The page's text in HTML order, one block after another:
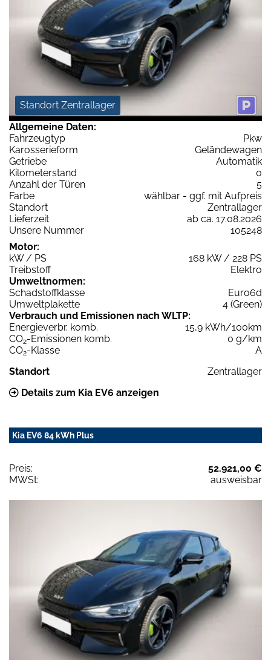
Standort Zentrallager
Allgemeine Daten:
Fahrzeugtyp
Pkw
Karosserieform
Geländewagen
Getriebe
Automatik
Kilometerstand
0
Anzahl der Türen
5
Farbe
wählbar - ggf. mit Aufpreis
Standort
Zentrallager
Lieferzeit
ab ca. 17.08.2026
Unsere Nummer
105248
Motor:
kW / PS
168 kW / 228 PS
Treibstoff
Elektro
Umweltnormen:
Schadstoffklasse
Euro6d
Umweltplakette
4 (Green)
Verbrauch und Emissionen nach WLTP:
Energieverbr. komb.
15,9 kWh/100km
CO2-Emissionen komb.
0 g/km
CO2-Klasse
A
Standort
Zentrallager
Details zum Kia EV6 anzeigen
Kia EV6 84 kWh Plus
Preis:
52.921,00 €
MWSt:
ausweisbar